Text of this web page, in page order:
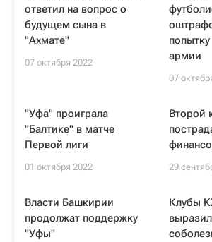
ответил на вопрос о
будущем сына в
"Ахмате"
07 октября 2022
армии
07
"Уфа" проиграла
"Балтике" в матче
Первой лиги
01 октября 2022
Второй
29
Власти Башкирии
продолжат поддержку
"Уфы"
Клубы